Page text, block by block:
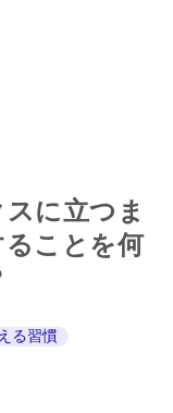
に立つま
ことを何
る習慣